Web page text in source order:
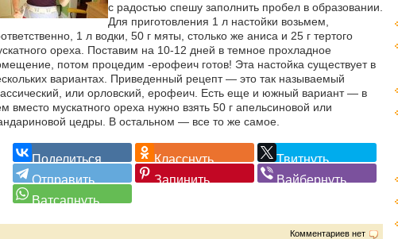
с радостью спешу заполнить пробел в образовании.
Для приготовления 1 л настойки возьмем,
1 л водки, 50 г мяты, столько же аниса и 25 г тертого
ореха. Поставим на 10-12 дней в темное прохладное
потом процедим -ерофеич готов! Эта настойка существует в
вариантах. Приведенный рецепт — это так называемый
или орловский, ерофеич. Есть еще и южный вариант — в
вместо мускатного ореха нужно взять 50 г апельсиновой или
цедры. В остальном — все то же самое.
Комментариев нет